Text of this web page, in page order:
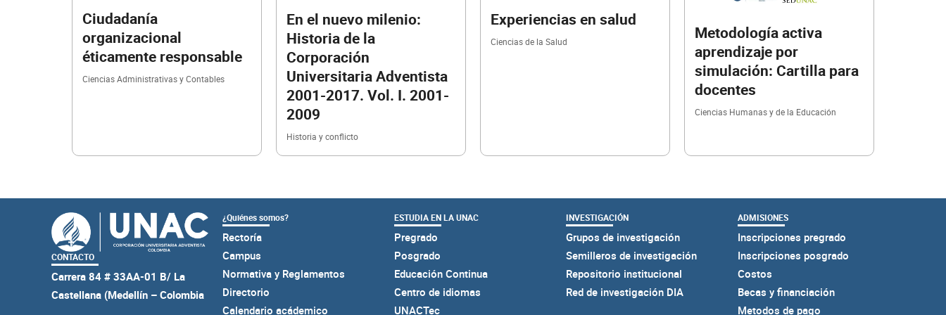
Ciudadanía
organizacional
éticamente responsable
Ciencias Administrativas y Contables
En el nuevo milenio:
Historia de la
Corporación
Universitaria Adventista
2001-2017. Vol. I. 2001-
2009
Historia y conflicto
Experiencias en salud
Ciencias de la Salud
Metodología activa
aprendizaje por
simulación: Cartilla para
docentes
Ciencias Humanas y de la Educación
CONTACTO
Carrera 84 # 33AA-01 B/ La
Castellana (Medellín – Colombia
¿Quiénes somos?
Rectoría
Campus
Normativa y Reglamentos
Directorio
Calendario acádemico
ESTUDIA EN LA UNAC
Pregrado
Posgrado
Educación Continua
Centro de idiomas
UNACTec
INVESTIGACIÓN
Grupos de investigación
Semilleros de investigación
Repositorio institucional
Red de investigación DIA
ADMISIONES
Inscripciones pregrado
Inscripciones posgrado
Costos
Becas y financiación
Metodos de pago